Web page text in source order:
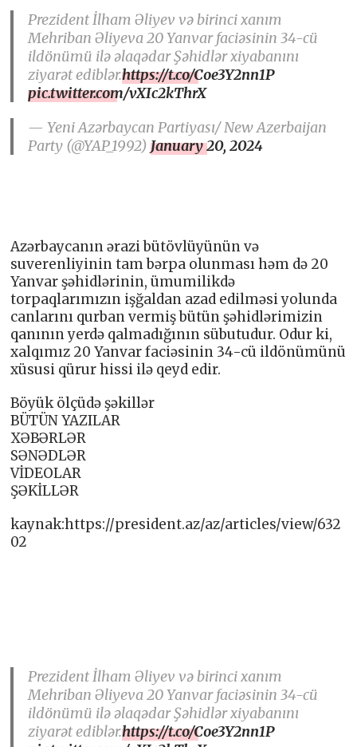
Prezident İlham Əliyev və birinci xanım
Mehriban Əliyeva 20 Yanvar faciəsinin 34-cü
ildönümü ilə əlaqədar Şəhidlər xiyabanını
ziyarət ediblər.https://t.co/Coe3Y2nn1P
pic.twitter.com/vXIc2kThrX
— Yeni Azərbaycan Partiyası/ New Azerbaijan
Party (@YAP_1992)January 20, 2024
Azərbaycanın ərazi bütövlüyünün və
suverenliyinin tam bərpa olunması həm də 20
Yanvar şəhidlərinin, ümumilikdə
torpaqlarımızın işğaldan azad edilməsi yolunda
canlarını qurban vermiş bütün şəhidlərimizin
qanının yerdə qalmadığının sübutudur. Odur ki,
xalqımız 20 Yanvar faciəsinin 34-cü ildönümünü
xüsusi qürur hissi ilə qeyd edir.
Böyük ölçüdə şəkillər
BÜTÜN YAZILAR
XƏBƏRLƏR
SƏNƏDLƏR
VİDEOLAR
ŞƏKİLLƏR
kaynak:https://president.az/az/articles/view/632
02
Prezident İlham Əliyev və birinci xanım
Mehriban Əliyeva 20 Yanvar faciəsinin 34-cü
ildönümü ilə əlaqədar Şəhidlər xiyabanını
ziyarət ediblər.https://t.co/Coe3Y2nn1P